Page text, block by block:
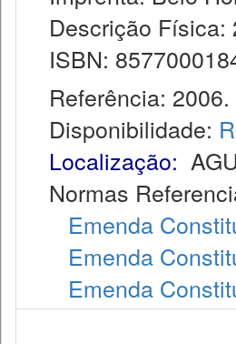
Descrição Física:
ISBN:
Referência: 2006.
Disponibilidade:
Localização: AGU
Normas
Emenda
Emenda
Emenda